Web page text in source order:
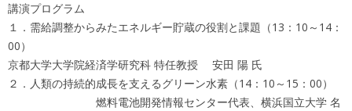
講演プログラム
１．需給調整からみたエネルギー貯蔵の役割と課題（13：10～14：
00）
京都大学大学院経済学研究科 特任教授 安田 陽 氏
２．人類の持続的成長を支えるグリーン水素（14：10～15：00）
燃料電池開発情報センター代表、横浜国立大学 名